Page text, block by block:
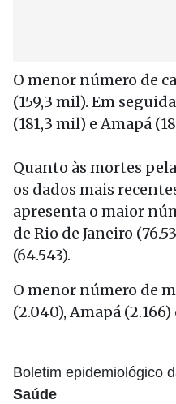
O menor número de
(159,3 mil). Em
(181,3 mil) e Amapá
Quanto às mortes
os dados mais
apresenta o maior
de Rio de Janeiro
(64.543).
O menor número de
(2.040), Amapá
Boletim epidemiológico
Saúde